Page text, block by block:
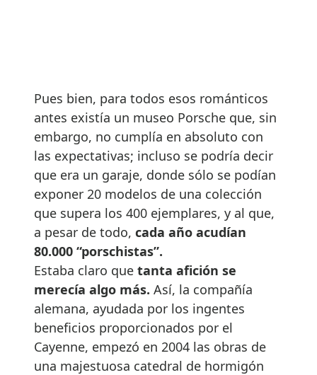
Pues bien, para todos esos románticos
antes existía un museo Porsche que, sin
embargo, no cumplía en absoluto con
las expectativas; incluso se podría decir
que era un garaje, donde sólo se podían
exponer 20 modelos de una colección
que supera los 400 ejemplares, y al que,
a pesar de todo, cada año acudían
80.000 “porschistas”.
Estaba claro que tanta afición se
merecía algo más. Así, la compañía
alemana, ayudada por los ingentes
beneficios proporcionados por el
Cayenne, empezó en 2004 las obras de
una majestuosa catedral de hormigón